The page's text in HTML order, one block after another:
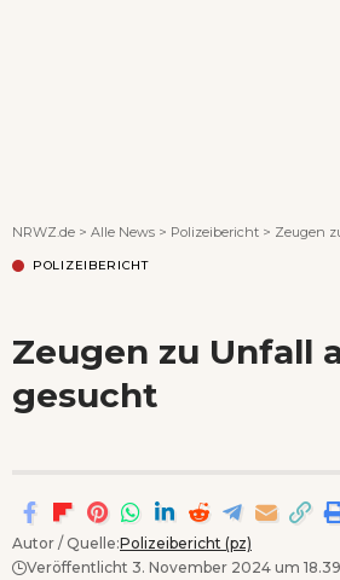
NRWZ.de > Alle News > Polizeibericht > Zeugen
POLIZEIBERICHT
Zeugen zu Unfall
gesucht
Autor / Quelle:Polizeibericht (pz)
Veröffentlicht 3. November 2024 um